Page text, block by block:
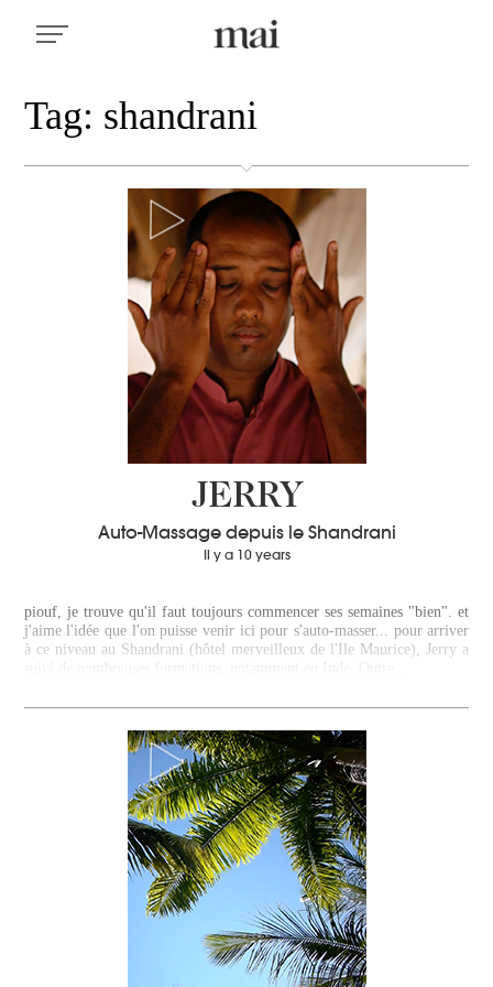
Tag: shandrani
JERRY
Auto-Massage depuis le Shandrani
Il y a 10 years
piouf, je trouve qu'il faut toujours commencer ses semaines "bien". et
j'aime l'idée que l'on puisse venir ici pour s'auto-masser... pour arriver
à ce niveau au Shandrani (hôtel merveilleux de l'Ile Maurice), Jerry a